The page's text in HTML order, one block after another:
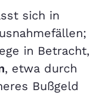
sich in
in Betracht,
, etwa durch
Bußgeld